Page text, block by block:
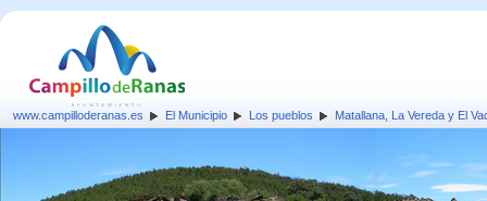
www.campilloderanas.es El Municipio Los pueblos Matallana, La Vereda y El